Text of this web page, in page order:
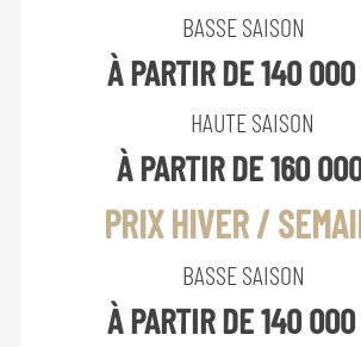
BASSE SAISON
À PARTIR DE 140
HAUTE SAISON
À PARTIR DE 160
PRIX HIVER /
BASSE SAISON
À PARTIR DE 140